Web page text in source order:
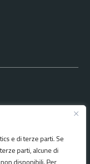
e di terze parti. Se
parti, alcune di
disponibili. Per